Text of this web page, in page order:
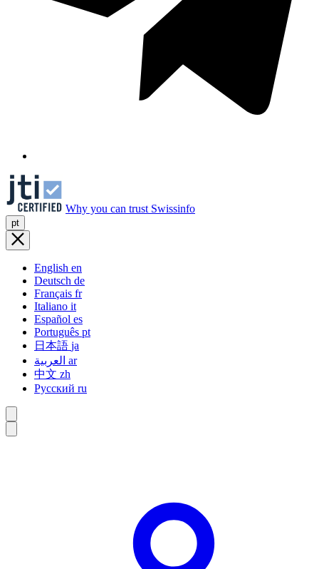
Why you can trust Swissinfo
pt
English en
Deutsch de
Français fr
Italiano it
Español es
Português pt
日本語 ja
ar
中文 zh
Русский ru